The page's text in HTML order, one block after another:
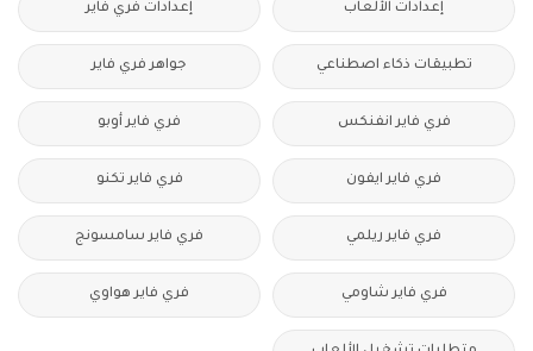
إعدادات الألعاب إعدادات فري فاير
تطبيقات ذكاء اصطناعي جواهر فري فاير
فري فاير انفنكس فري فاير أوبو
فري فاير ايفون فري فاير تكنو
فري فاير ريلمي فري فاير سامسونج
فري فاير شاومي فري فاير هواوي